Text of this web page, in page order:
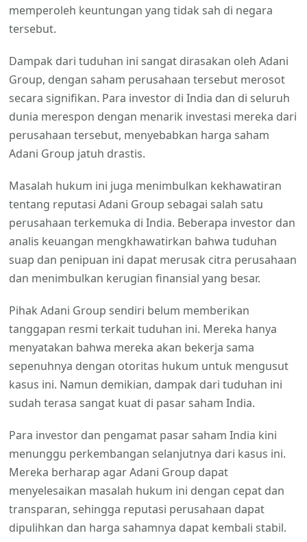
memperoleh keuntungan yang tidak sah di negara
tersebut.
Dampak dari tuduhan ini sangat dirasakan oleh Adani
Group, dengan saham perusahaan tersebut merosot
secara signifikan. Para investor di India dan di seluruh
dunia merespon dengan menarik investasi mereka dari
perusahaan tersebut, menyebabkan harga saham
Adani Group jatuh drastis.
Masalah hukum ini juga menimbulkan kekhawatiran
tentang reputasi Adani Group sebagai salah satu
perusahaan terkemuka di India. Beberapa investor dan
analis keuangan mengkhawatirkan bahwa tuduhan
suap dan penipuan ini dapat merusak citra perusahaan
dan menimbulkan kerugian finansial yang besar.
Pihak Adani Group sendiri belum memberikan
tanggapan resmi terkait tuduhan ini. Mereka hanya
menyatakan bahwa mereka akan bekerja sama
sepenuhnya dengan otoritas hukum untuk mengusut
kasus ini. Namun demikian, dampak dari tuduhan ini
sudah terasa sangat kuat di pasar saham India.
Para investor dan pengamat pasar saham India kini
menunggu perkembangan selanjutnya dari kasus ini.
Mereka berharap agar Adani Group dapat
menyelesaikan masalah hukum ini dengan cepat dan
transparan, sehingga reputasi perusahaan dapat
dipulihkan dan harga sahamnya dapat kembali stabil.